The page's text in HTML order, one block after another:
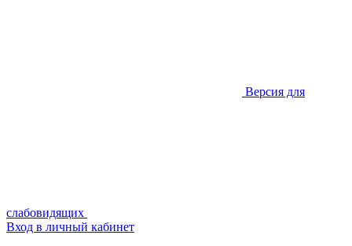
Версия для
слабовидящих
Вход в личный кабинет